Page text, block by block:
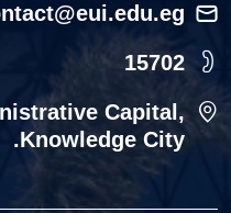
15702
Capital,
Knowledge City.